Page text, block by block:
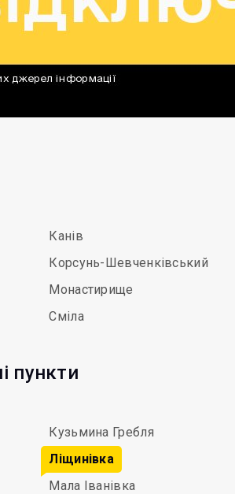
Канів
Корсунь-Шевченківський
Монастирище
Сміла
пункти
Кузьмина Гребля
Ліщинівка
Мала Іванівка